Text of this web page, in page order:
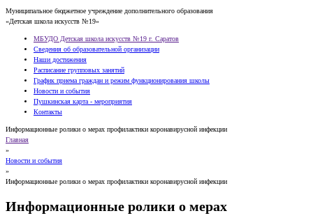
Муниципальное бюджетное учреждение дополнительного образования
«Детская школа искусств №19»
МБУДО Детская школа искусств №19 г. Саратов
Сведения об образовательной организации
Наши достижения
Расписание групповых занятий
График приема граждан и режим функционирования школы
Новости и события
Пушкинская карта - мероприятия
Контакты
Информационные ролики о мерах профилактики коронавирусной инфекции
Главная
»
Новости и события
»
Информационные ролики о мерах профилактики коронавирусной инфекции
Информационные ролики о мерах